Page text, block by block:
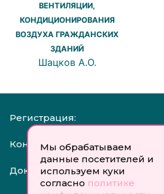
Мы обрабатываем
данные посетителей и
используем куки
согласно политике
ВЕНТИЛЯЦИИ,
КОНДИЦИОНИРОВАНИЯ
ВОЗДУХА ГРАЖДАНСКИХ
ЗДАНИЙ
Шацков А.О.
Регистрация:
Контакты:
Документы: